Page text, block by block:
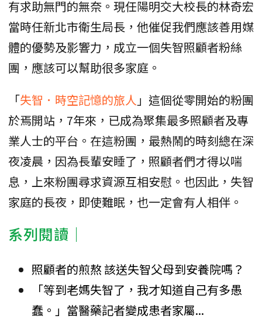
有求助無門的無奈。現任陽明交大校長的林奇宏
當時任新北市衛生局長，他催促我們應該善用媒
體的優勢及影響力，成立一個失智照顧者粉絲
團，應該可以幫助很多家庭。
「失智．時空記憶的旅人 」這個從零開始的粉團
於焉開站，7年來，已成為聚集最多照顧者及專
業人士的平台。在這粉團，最熱鬧的時刻總在深
夜凌晨，因為長輩安睡了，照顧者們才得以喘
息，上來粉團尋求資源互相安慰。也因此，失智
家庭的長夜，即使難眠，也一定會有人相伴。
系列閱讀│
照顧者的煎熬 該送失智父母到安養院嗎？
「等到老媽失智了，我才知道自己有多愚
蠢。」當醫藥記者變成患者家屬...